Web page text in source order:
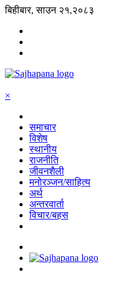
बिहीबार, साउन २१,२०८३
×
समाचार
विशेष
स्थानीय
राजनीति
जीवनशैली
मनोरञ्जन/साहित्य
अर्थ
अन्तरवार्ता
विचार/बहस